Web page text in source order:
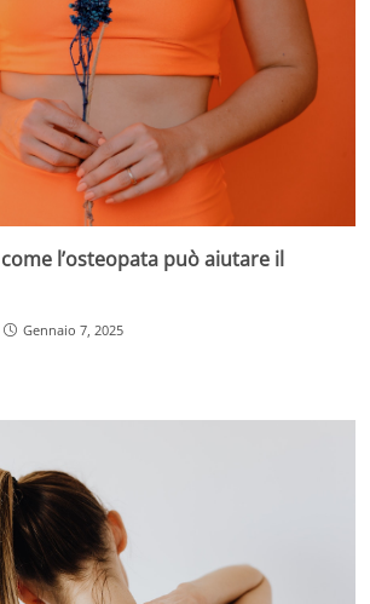
l’osteopata può aiutare il
Gennaio 7, 2025